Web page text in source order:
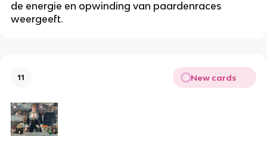
de energie en opwinding van paardenraces
weergeeft.
11 New cards